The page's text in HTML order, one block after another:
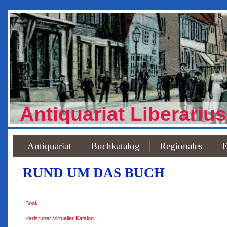
Antiquariat Liberarius
Antiquariat Buchkatalog Regionales
RUND UM DAS BUCH
Book
Karlsruher Virtueller Katalog